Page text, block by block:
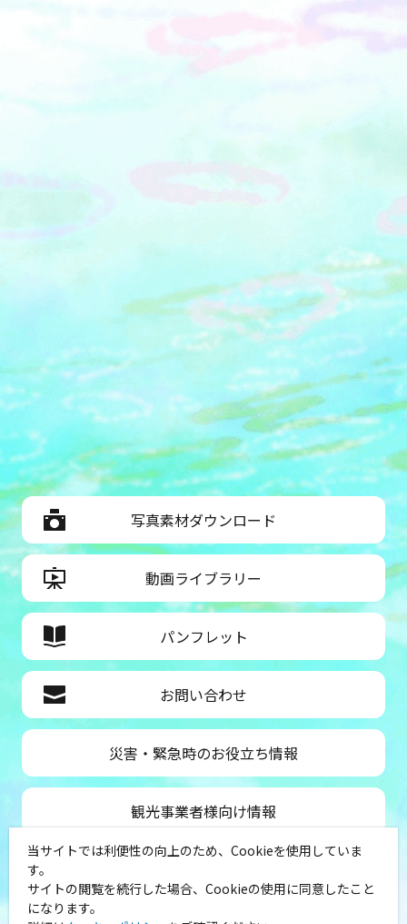
写真素材ダウンロード
動画ライブラリー
パンフレット
お問い合わせ
災害・緊急時のお役立ち情報
観光事業者様向け情報
公益社団法人神奈川県観光協会
〒231-8521
神奈川県横浜市中区山下町１
当サイトでは利便性の向上のため、Cookieを使用していま
す。
サイトの閲覧を続行した場合、Cookieの使用に同意したこと
になります。